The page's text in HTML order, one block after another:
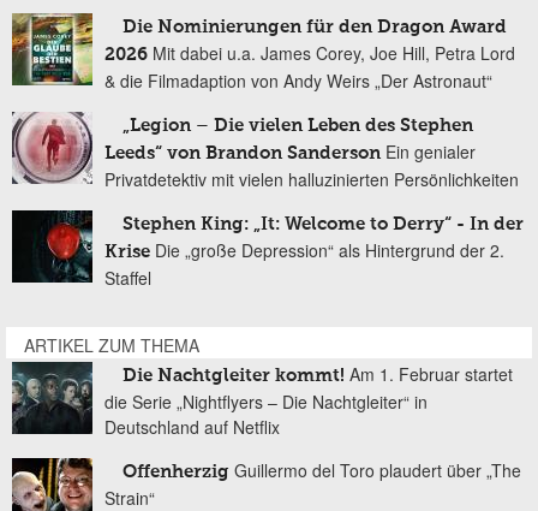
Die Nominierungen für den Dragon Award
2026 Mit dabei u.a. James Corey, Joe Hill, Petra Lord
& die Filmadaption von Andy Weirs „Der Astronaut“
„Legion – Die vielen Leben des Stephen
Leeds“ von Brandon Sanderson Ein genialer
Privatdetektiv mit vielen halluzinierten Persönlichkeiten
Stephen King: „It: Welcome to Derry“ - In der
Krise Die „große Depression“ als Hintergrund der 2.
Staffel
ARTIKEL ZUM THEMA
Die Nachtgleiter kommt! Am 1. Februar startet
die Serie „Nightflyers – Die Nachtgleiter“ in
Deutschland auf Netflix
Offenherzig Guillermo del Toro plaudert über „The
Strain“